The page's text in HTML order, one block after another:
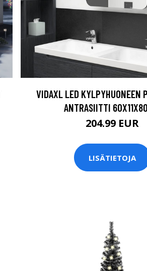
VIDAXL LED KYLPYHUONEEN
ANTRASIITTI
204.99 EUR
LISÄTIETOJA